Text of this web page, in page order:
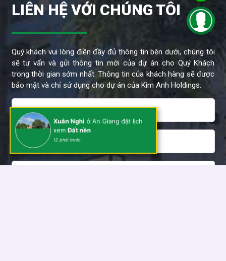
LIÊN HỆ VỚI CHÚNG TÔI
Quý khách vui lòng điền đầy đủ thông tin bên dưới, chúng tôi
sẽ tư vấn và gửi thông tin mới của dự án cho Quý Khách
trong thời gian sớm nhất. Thông tin của khách hàng sẽ được
bảo mật và chỉ sử dụng cho dự án của Kim Anh Holdings.
Xuân Nghi ở An Giang đặt lịch
xemĐất nền
12 phút trước